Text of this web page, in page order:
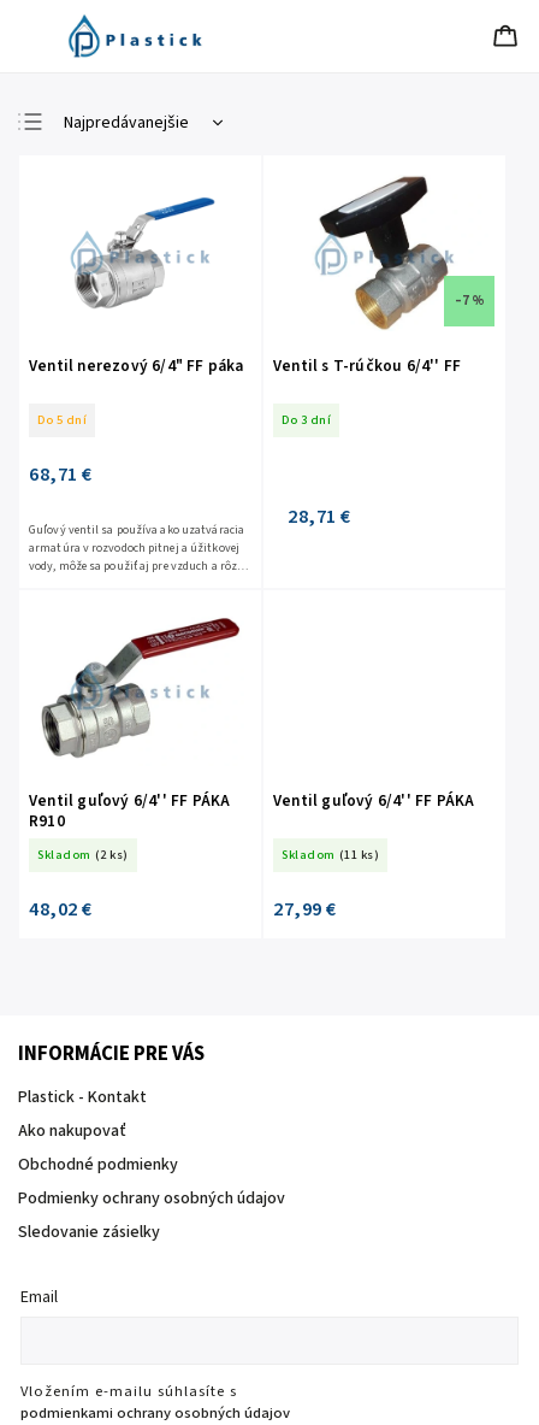
Najpredávanejšie
Abecedne
Ventil nerezový 6/4" FF páka
Do 5 dní
68,71 €
Guľový ventil sa používa ako uzatváracia
armatúra v rozvodoch pitnej a úžitkovej
vody, môže sa použiť aj pre vzduch a rôzne
–7 %
Ventil s T-rúčkou 6/4'' FF
Do 3 dní
28,71 €
Ventil guľový 6/4'' FF PÁKA
R910
Skladom (2 ks)
48,02 €
Ventil guľový 6/4'' FF PÁKA
Skladom (11 ks)
27,99 €
INFORMÁCIE PRE VÁS
Plastick - Kontakt
Ako nakupovať
Obchodné podmienky
Podmienky ochrany osobných údajov
Sledovanie zásielky
Email
Vložením e-mailu súhlasíte s
podmienkami ochrany osobných údajov